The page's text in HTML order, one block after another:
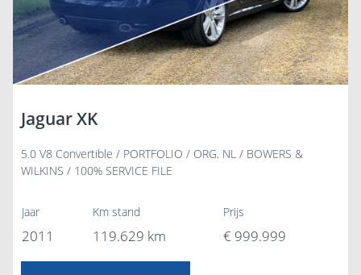
Jaguar XK
5.0 V8 Convertible / PORTFOLIO / ORG. NL / BOWERS &
WILKINS / 100% SERVICE FILE
Jaar
2011
Km stand
119.629 km
Prijs
€ 999.999